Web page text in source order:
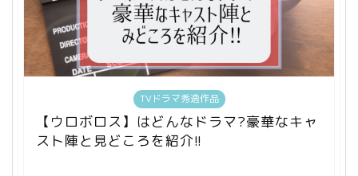
TVドラマ秀逸作品
【ウロボロス】はどんなドラマ?豪華なキャ
スト陣と見どころを紹介!!